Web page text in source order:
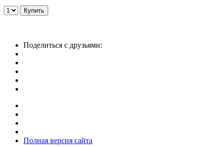
Поделиться с друзьями:
Полная версия сайта